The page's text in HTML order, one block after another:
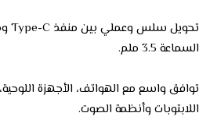
تحويل سلس وعملي بين منفذ Type-C ومنفذ
السماعة 3.5 ملم.
توافق واسع مع الهواتف، الأجهزة اللوحية،
اللابتوبات وأنظمة الصوت.